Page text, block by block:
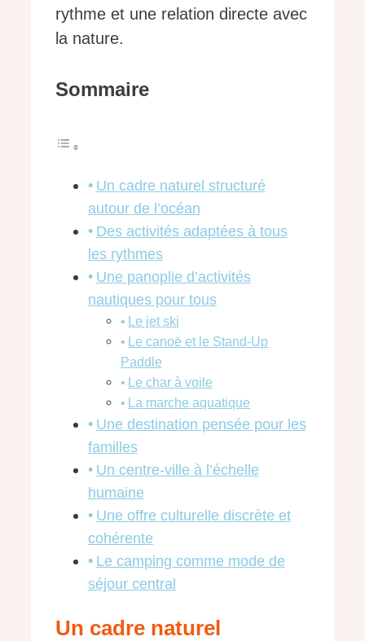
rythme et une relation directe avec
la nature.
Sommaire
Un cadre naturel structuré
autour de l’océan
Des activités adaptées à tous
les rythmes
Une panoplie d’activités
nautiques pour tous
Le jet ski
Le canoë et le Stand-Up
Paddle
Le char à voile
La marche aquatique
Une destination pensée pour les
familles
Un centre-ville à l’échelle
humaine
Une offre culturelle discrète et
cohérente
Le camping comme mode de
séjour central
Un cadre naturel